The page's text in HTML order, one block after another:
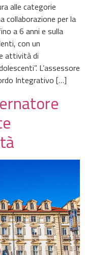
alle categorie
collaborazione per la
a 6 anni e sulla
con un
attività di
L’assessore
Integrativo […]